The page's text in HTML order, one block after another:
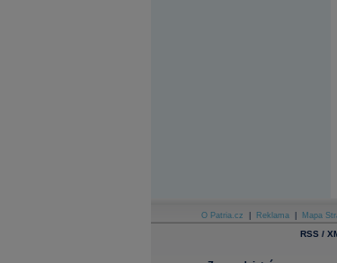
O Patria.cz Reklama Mapa
RSS /